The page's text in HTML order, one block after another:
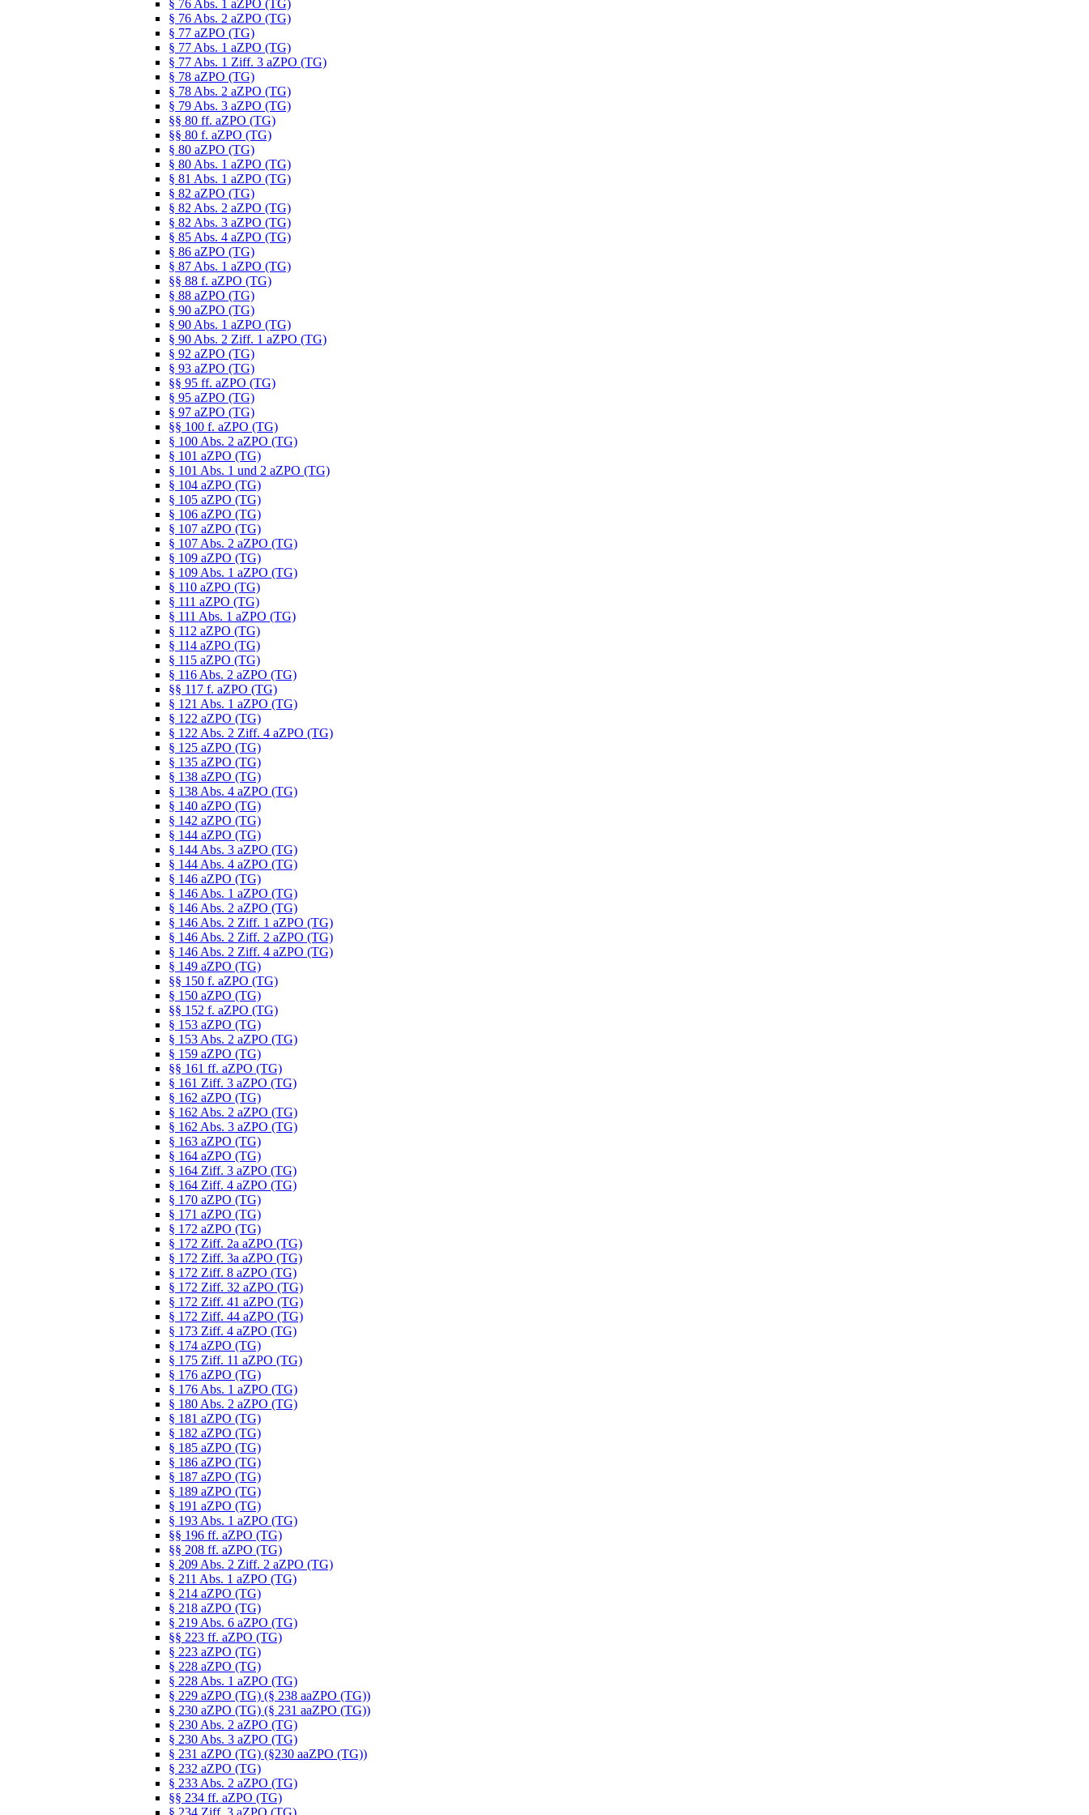
§ 76 Abs. 1 aZPO (TG)
§ 76 Abs. 2 aZPO (TG)
§ 77 aZPO (TG)
§ 77 Abs. 1 aZPO (TG)
§ 77 Abs. 1 Ziff. 3 aZPO (TG)
§ 78 aZPO (TG)
§ 78 Abs. 2 aZPO (TG)
§ 79 Abs. 3 aZPO (TG)
§§ 80 ff. aZPO (TG)
§§ 80 f. aZPO (TG)
§ 80 aZPO (TG)
§ 80 Abs. 1 aZPO (TG)
§ 81 Abs. 1 aZPO (TG)
§ 82 aZPO (TG)
§ 82 Abs. 2 aZPO (TG)
§ 82 Abs. 3 aZPO (TG)
§ 85 Abs. 4 aZPO (TG)
§ 86 aZPO (TG)
§ 87 Abs. 1 aZPO (TG)
§§ 88 f. aZPO (TG)
§ 88 aZPO (TG)
§ 90 aZPO (TG)
§ 90 Abs. 1 aZPO (TG)
§ 90 Abs. 2 Ziff. 1 aZPO (TG)
§ 92 aZPO (TG)
§ 93 aZPO (TG)
§§ 95 ff. aZPO (TG)
§ 95 aZPO (TG)
§ 97 aZPO (TG)
§§ 100 f. aZPO (TG)
§ 100 Abs. 2 aZPO (TG)
§ 101 aZPO (TG)
§ 101 Abs. 1 und 2 aZPO (TG)
§ 104 aZPO (TG)
§ 105 aZPO (TG)
§ 106 aZPO (TG)
§ 107 aZPO (TG)
§ 107 Abs. 2 aZPO (TG)
§ 109 aZPO (TG)
§ 109 Abs. 1 aZPO (TG)
§ 110 aZPO (TG)
§ 111 aZPO (TG)
§ 111 Abs. 1 aZPO (TG)
§ 112 aZPO (TG)
§ 114 aZPO (TG)
§ 115 aZPO (TG)
§ 116 Abs. 2 aZPO (TG)
§§ 117 f. aZPO (TG)
§ 121 Abs. 1 aZPO (TG)
§ 122 aZPO (TG)
§ 122 Abs. 2 Ziff. 4 aZPO (TG)
§ 125 aZPO (TG)
§ 135 aZPO (TG)
§ 138 aZPO (TG)
§ 138 Abs. 4 aZPO (TG)
§ 140 aZPO (TG)
§ 142 aZPO (TG)
§ 144 aZPO (TG)
§ 144 Abs. 3 aZPO (TG)
§ 144 Abs. 4 aZPO (TG)
§ 146 aZPO (TG)
§ 146 Abs. 1 aZPO (TG)
§ 146 Abs. 2 aZPO (TG)
§ 146 Abs. 2 Ziff. 1 aZPO (TG)
§ 146 Abs. 2 Ziff. 2 aZPO (TG)
§ 146 Abs. 2 Ziff. 4 aZPO (TG)
§ 149 aZPO (TG)
§§ 150 f. aZPO (TG)
§ 150 aZPO (TG)
§§ 152 f. aZPO (TG)
§ 153 aZPO (TG)
§ 153 Abs. 2 aZPO (TG)
§ 159 aZPO (TG)
§§ 161 ff. aZPO (TG)
§ 161 Ziff. 3 aZPO (TG)
§ 162 aZPO (TG)
§ 162 Abs. 2 aZPO (TG)
§ 162 Abs. 3 aZPO (TG)
§ 163 aZPO (TG)
§ 164 aZPO (TG)
§ 164 Ziff. 3 aZPO (TG)
§ 164 Ziff. 4 aZPO (TG)
§ 170 aZPO (TG)
§ 171 aZPO (TG)
§ 172 aZPO (TG)
§ 172 Ziff. 2a aZPO (TG)
§ 172 Ziff. 3a aZPO (TG)
§ 172 Ziff. 8 aZPO (TG)
§ 172 Ziff. 32 aZPO (TG)
§ 172 Ziff. 41 aZPO (TG)
§ 172 Ziff. 44 aZPO (TG)
§ 173 Ziff. 4 aZPO (TG)
§ 174 aZPO (TG)
§ 175 Ziff. 11 aZPO (TG)
§ 176 aZPO (TG)
§ 176 Abs. 1 aZPO (TG)
§ 180 Abs. 2 aZPO (TG)
§ 181 aZPO (TG)
§ 182 aZPO (TG)
§ 185 aZPO (TG)
§ 186 aZPO (TG)
§ 187 aZPO (TG)
§ 189 aZPO (TG)
§ 191 aZPO (TG)
§ 193 Abs. 1 aZPO (TG)
§§ 196 ff. aZPO (TG)
§§ 208 ff. aZPO (TG)
§ 209 Abs. 2 Ziff. 2 aZPO (TG)
§ 211 Abs. 1 aZPO (TG)
§ 214 aZPO (TG)
§ 218 aZPO (TG)
§ 219 Abs. 6 aZPO (TG)
§§ 223 ff. aZPO (TG)
§ 223 aZPO (TG)
§ 228 aZPO (TG)
§ 228 Abs. 1 aZPO (TG)
§ 229 aZPO (TG) (§ 238 aaZPO (TG))
§ 230 aZPO (TG) (§ 231 aaZPO (TG))
§ 230 Abs. 2 aZPO (TG)
§ 230 Abs. 3 aZPO (TG)
§ 231 aZPO (TG) (§230 aaZPO (TG))
§ 232 aZPO (TG)
§ 233 Abs. 2 aZPO (TG)
§§ 234 ff. aZPO (TG)
§ 234 Ziff. 3 aZPO (TG)